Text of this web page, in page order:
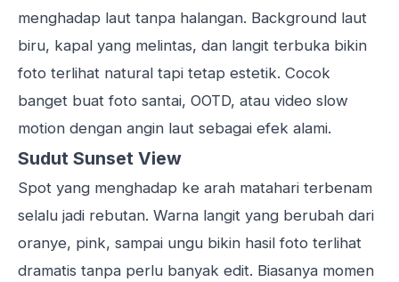
menghadap laut tanpa halangan. Background laut
biru, kapal yang melintas, dan langit terbuka bikin
foto terlihat natural tapi tetap estetik. Cocok
banget buat foto santai, OOTD, atau video slow
motion dengan angin laut sebagai efek alami.
Sudut Sunset View
Spot yang menghadap ke arah matahari terbenam
selalu jadi rebutan. Warna langit yang berubah dari
oranye, pink, sampai ungu bikin hasil foto terlihat
dramatis tanpa perlu banyak edit. Biasanya momen